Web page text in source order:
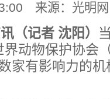
来源：光明网
（记者 沈阳）
动物保护协会
家有影响力的